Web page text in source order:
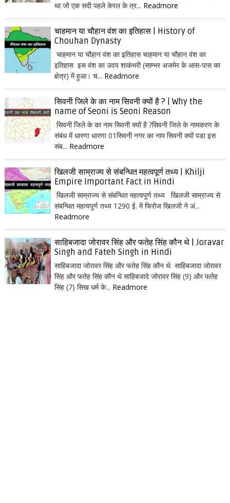
था जो एक सदी पहले केरल के त्र... Readmore
चाहमान या चौहान वंश का इतिहास | History of
Chouhan Dynasty
चाहमान या चौहान वंश का इतिहास चाहमान या चौहान वंश का
इतिहास इस वंश का उदय शाकंभरी (साम्भर अजमेर के आस-पास का
क्षेत्र) में हुआ। च... Readmore
सिवनी जिले के का नाम सिवनी क्यों है ? | Why the
name of Seoni is Seoni Reason
सिवनी जिले के का नाम सिवनी क्यों है ?सिवनी जिले के नामकरण के
संबंध में धारणा धारणा 01सिवनी नगर का नाम सिवनी क्यों पडा इस
संब... Readmore
खिलजी साम्राज्य से संबन्धित महत्वपूर्ण तथ्य | Khilji
Empire Important Fact in Hindi
खिलजी साम्राज्य से संबन्धित महत्वपूर्ण तथ्य खिलजी साम्राज्य से
संबन्धित महत्वपूर्ण तथ्य 1290 ई. में फिरोज खिलजी ने अं...
Readmore
साहिबजादा जोरावर सिंह और फतेह सिंह कौन थे | Joravar
Singh and Fateh Singh in Hindi
साहिबजादा जोरावर सिंह और फतेह सिंह कौन थे साहिबजादा जोरावर
सिंह और फतेह सिंह कौन थे साहिबजादे जोरावर सिंह (9) और फतेह
सिंह (7) सिख धर्म के... Readmore